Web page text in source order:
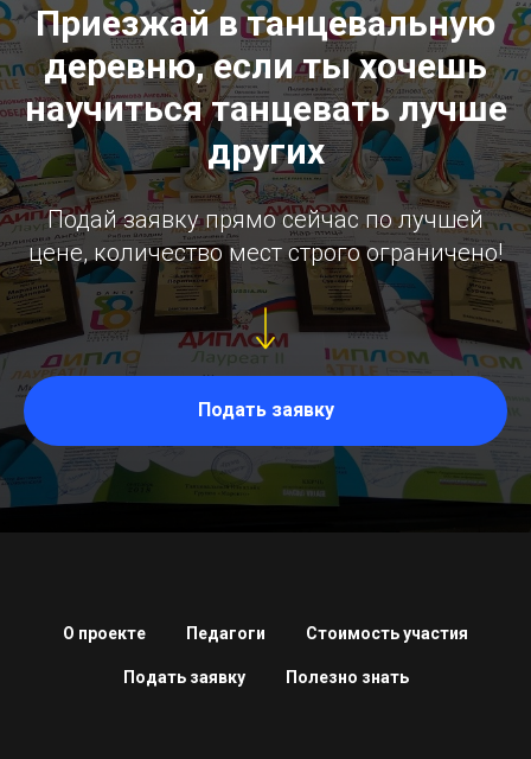
Приезжай в танцевальную
деревню, если ты хочешь
научиться танцевать лучше
других
Подай заявку прямо сейчас по лучшей
цене, количество мест строго ограничено!
Подать заявку
О проекте Педагоги Стоимость участия
Подать заявку Полезно знать